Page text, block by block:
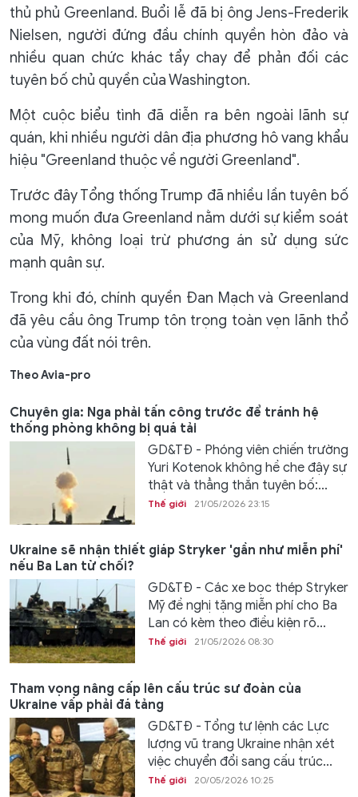
thủ phủ Greenland. Buổi lễ đã bị ông Jens-Frederik
Nielsen, người đứng đầu chính quyền hòn đảo và
nhiều quan chức khác tẩy chay để phản đối các
tuyên bố chủ quyền của Washington.
Một cuộc biểu tình đã diễn ra bên ngoài lãnh sự
quán, khi nhiều người dân địa phương hô vang khẩu
hiệu "Greenland thuộc về người Greenland".
Trước đây Tổng thống Trump đã nhiều lần tuyên bố
mong muốn đưa Greenland nằm dưới sự kiểm soát
của Mỹ, không loại trừ phương án sử dụng sức
mạnh quân sự.
Trong khi đó, chính quyền Đan Mạch và Greenland
đã yêu cầu ông Trump tôn trọng toàn vẹn lãnh thổ
của vùng đất nói trên.
Theo Avia-pro
Chuyên gia: Nga phải tấn công trước để tránh hệ
thống phòng không bị quá tải
GD&TĐ - Phóng viên chiến trường
Yuri Kotenok không hề che đậy sự
thật và thẳng thắn tuyên bố:...
Thế giới 21/05/2026 23:15
Ukraine sẽ nhận thiết giáp Stryker 'gần như miễn phí'
nếu Ba Lan từ chối?
GD&TĐ - Các xe bọc thép Stryker
Mỹ đề nghị tặng miễn phí cho Ba
Lan có kèm theo điều kiện rõ...
Thế giới 21/05/2026 08:30
Tham vọng nâng cấp lên cấu trúc sư đoàn của
Ukraine vấp phải đá tảng
GD&TĐ - Tổng tư lệnh các Lực
lượng vũ trang Ukraine nhận xét
việc chuyển đổi sang cấu trúc...
Thế giới 20/05/2026 10:25